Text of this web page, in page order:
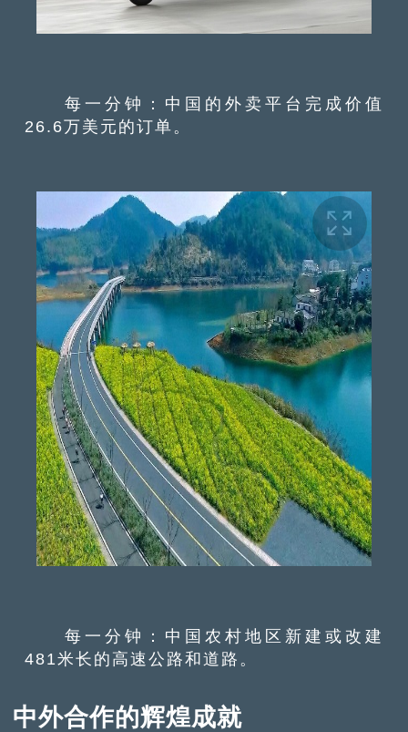
每一分钟：中国的外卖平台完成价值
26.6万美元的订单。
每一分钟：中国农村地区新建或改建
481米长的高速公路和道路。
中外合作的辉煌成就